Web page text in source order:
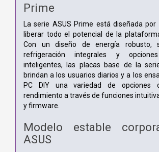
Prime
La serie ASUS Prime está diseñada por
liberar todo el potencial de la
Con un diseño de energía robusto,
refrigeración integrales y
inteligentes, las placas base de la
brindan a los usuarios diarios y a los
PC DIY una variedad de opciones
rendimiento a través de funciones
y firmware.
Modelo estable
ASUS